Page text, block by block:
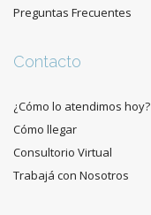
Preguntas Frecuentes
Contacto
¿Cómo lo atendimos hoy?
Cómo llegar
Consultorio Virtual
Trabajá con Nosotros